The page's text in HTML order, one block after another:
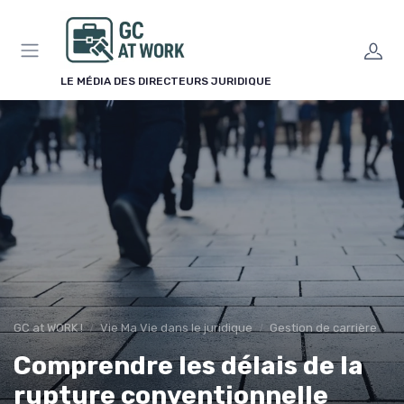
LE MÉDIA DES DIRECTEURS JURIDIQUE
GC at WORK ! Vie Ma Vie dans le juridique Gestion de carrière
Comprendre les délais de la
rupture conventionnelle